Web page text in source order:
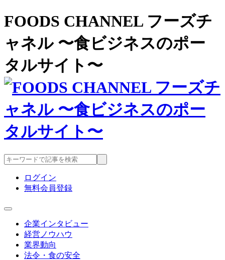
FOODS CHANNEL フーズチ
ャネル 〜食ビジネスのポー
タルサイト〜
ログイン
無料会員登録
企業インタビュー
経営ノウハウ
業界動向
法令・食の安全